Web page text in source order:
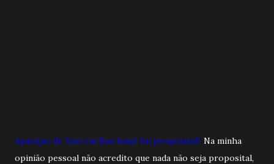
Aparição de Xavi em Sou luna2 foi proposital? Na minha
opinião pessoal não acredito que nada não seja proposital,